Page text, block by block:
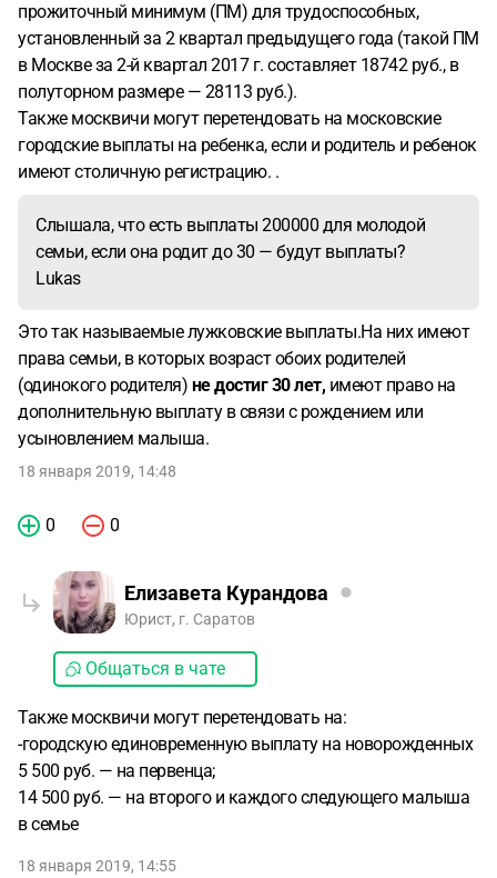
прожиточный минимум (ПМ) для трудоспособных,
установленный за 2 квартал предыдущего года (такой ПМ
в Москве за 2-й квартал 2017 г. составляет 18742 руб., в
полуторном размере — 28113 руб.).
Также москвичи могут перетендовать на московские
городские выплаты на ребенка, если и родитель и ребенок
имеют столичную регистрацию. .
Слышала, что есть выплаты 200000 для молодой
семьи, если она родит до 30 — будут выплаты?
Lukas
Это так называемые лужковские выплаты.На них имеют
права семьи, в которых возраст обоих родителей
(одинокого родителя) не достиг 30 лет, имеют право на
дополнительную выплату в связи с рождением или
усыновлением малыша.
18 января 2019, 14:48
0 0
Елизавета Курандова
Юрист, г. Саратов
Общаться в чате
Также москвичи могут перетендовать на:
-городскую единовременную выплату на новорожденных
5 500 руб. — на первенца;
14 500 руб. — на второго и каждого следующего малыша
в семье
18 января 2019, 14:55